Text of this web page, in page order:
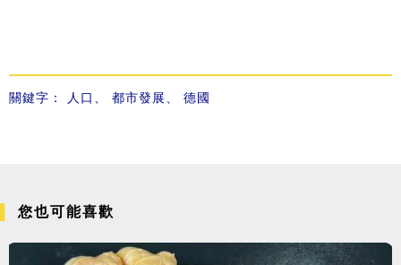
關鍵字： 人口 都市發展 德國
您也可能喜歡